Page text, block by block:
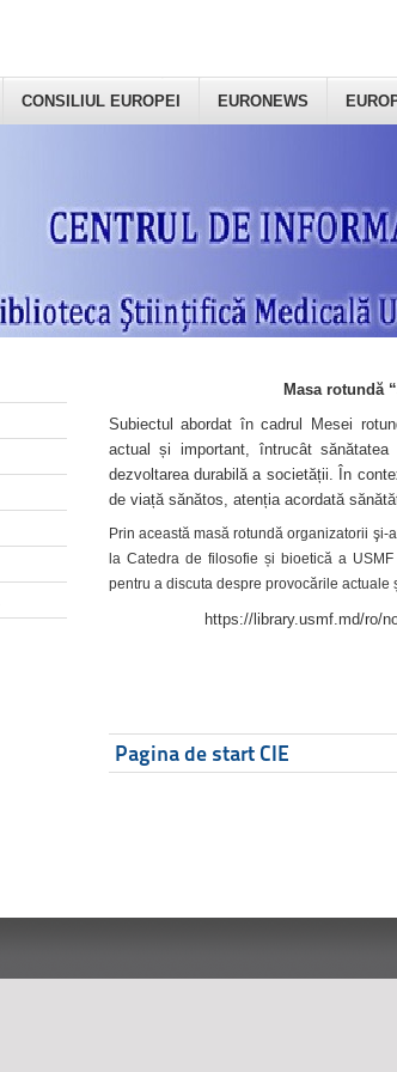
CONSILIUL EUROPEI EURONEWS
Masa rotundă
Subiectul abordat în cadrul Mesei
actual și important, întrucât
dezvoltarea durabilă a societății. În
de viață sănătos, atenția acordată
Prin această masă rotundă organizatorii
la Catedra de filosofie și bioetică a
pentru a discuta despre provocările
https://library.usmf.md/ro/
Pagina de start CIE